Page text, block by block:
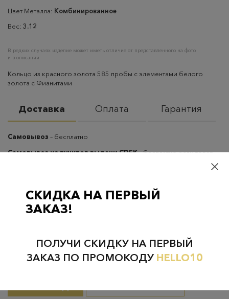
Цвет Металла: Комбинированное
Вес: 3.12
В редких случаях изделие может иметь отличие от представленного на фото
и в описании
Кольцо из красного золота 585 пробы с элементами белого
золота с Фианитами
Доставка Оплата Гарантия
Самовывоз – бесплатно
Самовывоз из пунктов выдачи CDEK– бесплатно если товар
Проверьте наличие в магазинах
СКИДКА НА ПЕРВЫЙ
ЗАКАЗ!
ПОЛУЧИ СКИДКУ НА ПЕРВЫЙ
ЗАКАЗ ПО ПРОМОКОДУ HELLO10